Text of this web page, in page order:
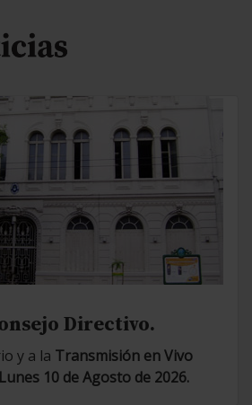
Directivo.
y a la Transmisión en Vivo
10 de Agosto de 2026.